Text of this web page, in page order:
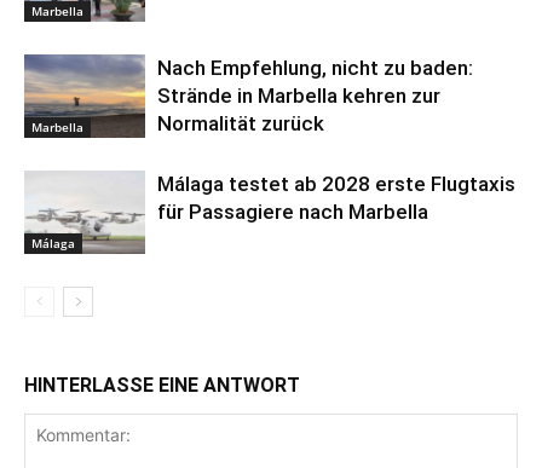
Marbella
Marbella
Nach Empfehlung, nicht zu baden:
Strände in Marbella kehren zur
Normalität zurück
Málaga
Málaga testet ab 2028 erste Flugtaxis
für Passagiere nach Marbella
HINTERLASSE EINE ANTWORT